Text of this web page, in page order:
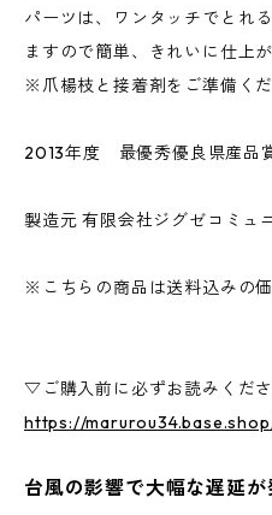
パーツは、ワンタッチでとれ
ますので簡単、きれいに仕上が
※爪楊枝と接着剤をご準備くだ
2013年度 最優秀優良県産品
製造元 有限会社ジグゼコミュ
※こちらの商品は送料込みの
▽ご購入前に必ずお読みくだ
https://
台風の影響で大幅な遅延